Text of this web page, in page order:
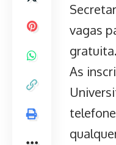
vagas
gratuita.
As